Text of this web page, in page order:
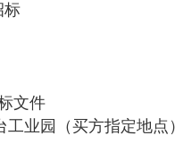
标
文件
业园（买方指定地点）